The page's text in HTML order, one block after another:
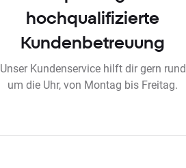
hochqualifizierte
Kundenbetreuung
Unser Kundenservice hilft dir gern rund
um die Uhr, von Montag bis Freitag.